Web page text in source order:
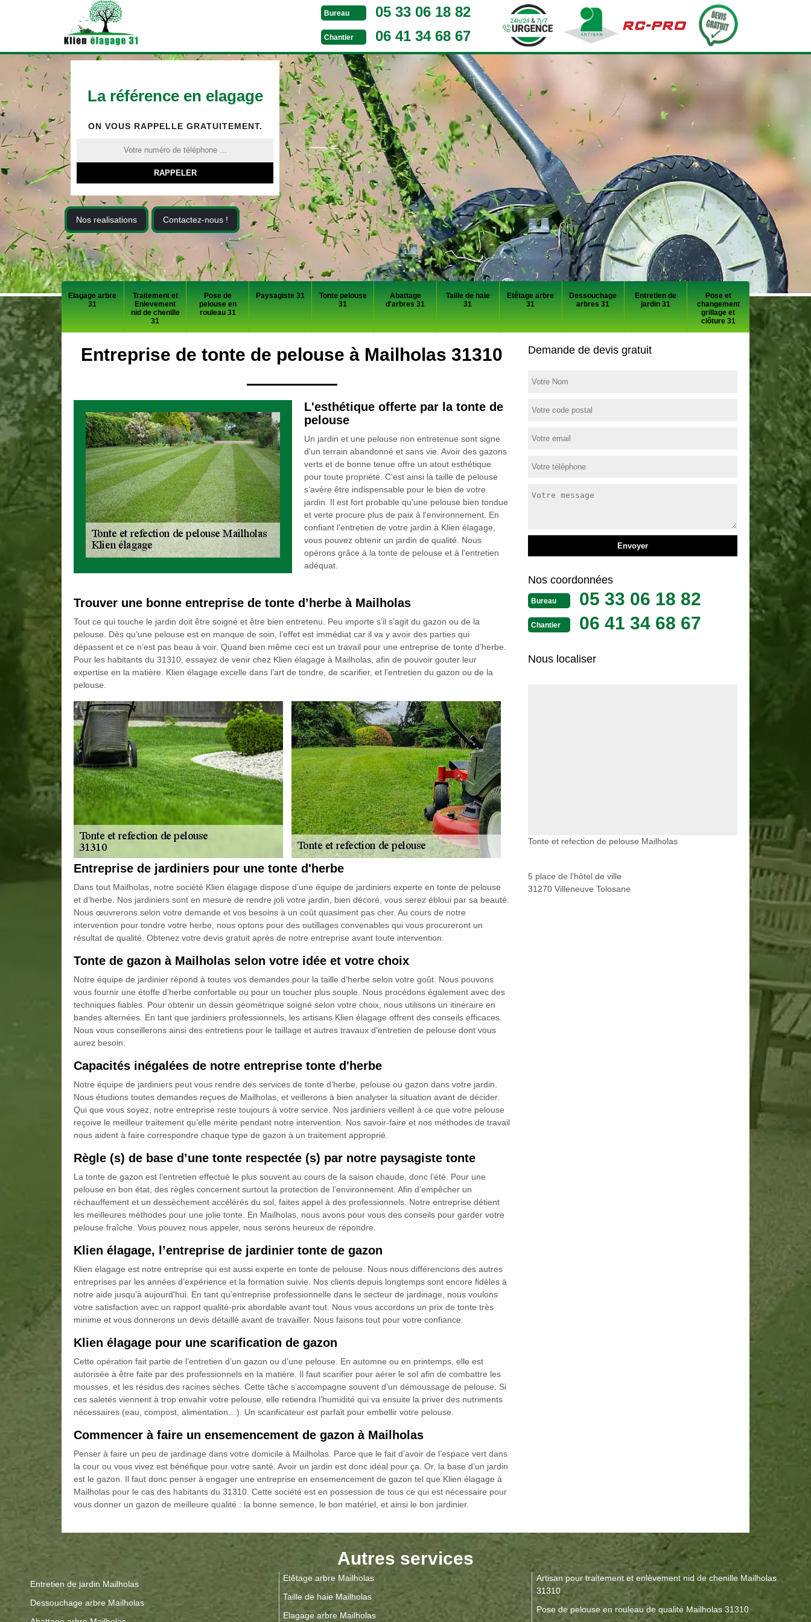
Bureau 05 33 06 18 82
Chantier 06 41 34 68 67
La référence en elagage
ON VOUS RAPPELLE GRATUITEMENT.
Nos realisations Contactez-nous !
Elagage arbre
31
Traitement et
Enlevement
nid de chenille
31
Pose de
pelouse en
rouleau 31
Paysagiste 31
Tonte pelouse
31
Abattage
d'arbres 31
Taille de haie
31
Etêtage arbre
31
Dessouchage
arbres 31
Entretien de
jardin 31
Pose et
changement
grillage et
clôture 31
Entreprise de tonte de pelouse à Mailholas 31310
L'esthétique offerte par la tonte de
pelouse
Un jardin et une pelouse non entretenue sont signe
d'un terrain abandonné et sans vie. Avoir des gazons
verts et de bonne tenue offre un atout esthétique
pour toute propriété. C'est ainsi la taille de pelouse
s’avère être indispensable pour le bien de votre
jardin. Il est fort probable qu'une pelouse bien tondue
et verte procure plus de paix à l'environnement. En
confiant l'entretien de votre jardin à Klien élagage,
vous pouvez obtenir un jardin de qualité. Nous
opérons grâce à la tonte de pelouse et à l'entretien
adéquat.
Trouver une bonne entreprise de tonte d’herbe à Mailholas
Tout ce qui touche le jardin doit être soigné et être bien entretenu. Peu importe s’il s’agit du gazon ou de la
pelouse. Dès qu’une pelouse est en manque de soin, l’effet est immédiat car il va y avoir des parties qui
dépassent et ce n’est pas beau à voir. Quand bien même ceci est un travail pour une entreprise de tonte d’herbe.
Pour les habitants du 31310, essayez de venir chez Klien élagage à Mailholas, afin de pouvoir gouter leur
expertise en la matière. Klien élagage excelle dans l’art de tondre, de scarifier, et l’entretien du gazon ou de la
pelouse.
Entreprise de jardiniers pour une tonte d'herbe
Dans tout Mailholas, notre société Klien élagage dispose d’une équipe de jardiniers experte en tonte de pelouse
et d’herbe. Nos jardiniers sont en mesure de rendre joli votre jardin, bien décoré, vous serez ébloui par sa beauté.
Nous œuvrerons selon votre demande et vos besoins à un coût quasiment pas cher. Au cours de notre
intervention pour tondre votre herbe, nous optons pour des outillages convenables qui vous procureront un
résultat de qualité. Obtenez votre devis gratuit après de notre entreprise avant toute intervention.
Tonte de gazon à Mailholas selon votre idée et votre choix
Notre équipe de jardinier répond à toutes vos demandes pour la taille d’herbe selon votre goût. Nous pouvons
vous fournir une étoffe d’herbe confortable ou pour un toucher plus souple. Nous procédons également avec des
techniques fiables. Pour obtenir un dessin géométrique soigné selon votre choix, nous utilisons un itinéraire en
bandes alternées. En tant que jardiniers professionnels, les artisans Klien élagage offrent des conseils efficaces.
Nous vous conseillerons ainsi des entretiens pour le taillage et autres travaux d'entretien de pelouse dont vous
aurez besoin.
Capacités inégalées de notre entreprise tonte d'herbe
Notre équipe de jardiniers peut vous rendre des services de tonte d’herbe, pelouse ou gazon dans votre jardin.
Nous étudions toutes demandes reçues de Mailholas, et veillerons à bien analyser la situation avant de décider.
Qui que vous soyez, notre entreprise reste toujours à votre service. Nos jardiniers veillent à ce que votre pelouse
reçoive le meilleur traitement qu’elle mérite pendant notre intervention. Nos savoir-faire et nos méthodes de travail
nous aident à faire correspondre chaque type de gazon à un traitement approprié.
Règle (s) de base d’une tonte respectée (s) par notre paysagiste tonte
La tonte de gazon est l’entretien effectué le plus souvent au cours de la saison chaude, donc l’été. Pour une
pelouse en bon état, des règles concernent surtout la protection de l’environnement. Afin d’empêcher un
réchauffement et un dessèchement accélérés du sol, faites appel à des professionnels. Notre entreprise détient
les meilleures méthodes pour une jolie tonte. En Mailholas, nous avons pour vous des conseils pour garder votre
pelouse fraîche. Vous pouvez nous appeler, nous serons heureux de répondre.
Klien élagage, l’entreprise de jardinier tonte de gazon
Klien élagage est notre entreprise qui est aussi experte en tonte de pelouse. Nous nous différencions des autres
entreprises par les années d’expérience et la formation suivie. Nos clients depuis longtemps sont encore fidèles à
notre aide jusqu’à aujourd'hui. En tant qu’entreprise professionnelle dans le secteur de jardinage, nous voulons
votre satisfaction avec un rapport qualité-prix abordable avant tout. Nous vous accordons un prix de tonte très
minime et vous donnerons un devis détaillé avant de travailler. Nous faisons tout pour votre confiance.
Klien élagage pour une scarification de gazon
Cette opération fait partie de l’entretien d’un gazon ou d’une pelouse. En automne ou en printemps, elle est
autorisée à être faite par des professionnels en la matière. Il faut scarifier pour aérer le sol afin de combattre les
mousses, et les résidus des racines sèches. Cette tâche s’accompagne souvent d’un démoussage de pelouse. Si
ces saletés viennent à trop envahir votre pelouse, elle retiendra l’humidité qui va ensuite la priver des nutriments
nécessaires (eau, compost, alimentation…). Un scarificateur est parfait pour embellir votre pelouse.
Commencer à faire un ensemencement de gazon à Mailholas
Penser à faire un peu de jardinage dans votre domicile à Mailholas. Parce que le fait d’avoir de l’espace vert dans
la cour ou vous vivez est bénéfique pour votre santé. Avoir un jardin est donc idéal pour ça. Or, la base d’un jardin
est le gazon. Il faut donc penser à engager une entreprise en ensemencement de gazon tel que Klien élagage à
Mailholas pour le cas des habitants du 31310. Cette société est en possession de tous ce qui est nécessaire pour
vous donner un gazon de meilleure qualité : la bonne semence, le bon matériel, et ainsi le bon jardinier.
Demande de devis gratuit
Nos coordonnées
Bureau 05 33 06 18 82
Chantier 06 41 34 68 67
Nous localiser
Tonte et refection de pelouse Mailholas
5 place de l'hôtel de ville
31270 Villeneuve Tolosane
Autres services
Entretien de jardin Mailholas
Dessouchage arbre Mailholas
Etêtage arbre Mailholas
Taille de haie Mailholas
Elagage arbre Mailholas
Artisan pour traitement et enlèvement nid de chenille Mailholas
31310
Pose de pelouse en rouleau de qualité Mailholas 31310